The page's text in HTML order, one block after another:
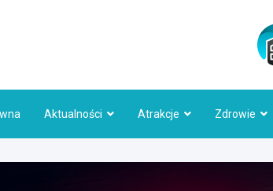
Aktualności Atrakcje Zdrowie